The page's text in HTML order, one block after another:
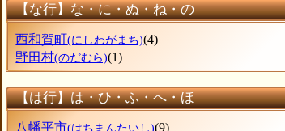
【な行】な・に・ぬ・ね・の
西和賀町(にしわがまち)(4)
野田村(のだむら)(1)
【は行】は・ひ・ふ・へ・ほ
八幡平市(はちまんたいし)(9)